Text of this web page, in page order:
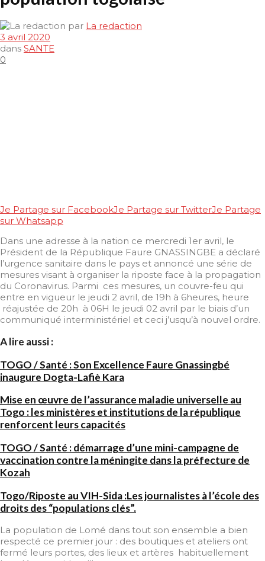
par La redaction
3 avril 2020
dans SANTE
0
Je Partage sur FacebookJe Partage sur TwitterJe Partage
sur Whatsapp
Dans une adresse à la nation ce mercredi 1er avril, le
Président de la République Faure GNASSINGBE a déclaré
l’urgence sanitaire dans le pays et annoncé une série de
mesures visant à organiser la riposte face à la propagation
du Coronavirus. Parmi ces mesures, un couvre-feu qui
entre en vigueur le jeudi 2 avril, de 19h à 6heures, heure
réajustée de 20h à 06H le jeudi 02 avril par le biais d’un
communiqué interministériel et ceci j’usqu’à nouvel ordre.
A lire aussi :
TOGO / Santé : Son Excellence Faure Gnassingbé
inaugure Dogta-Lafiè Kara
Mise en œuvre de l’assurance maladie universelle au
Togo : les ministères et institutions de la république
renforcent leurs capacités
TOGO / Santé : démarrage d’une mini-campagne de
vaccination contre la méningite dans la préfecture de
Kozah
Togo/Riposte au VIH-Sida :Les journalistes à l’école des
droits des “populations clés”.
La population de Lomé dans tout son ensemble a bien
respecté ce premier jour : des boutiques et ateliers ont
fermé leurs portes, des lieux et artères habituellement